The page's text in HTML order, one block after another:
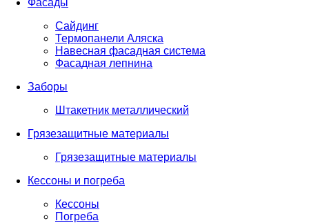
Фасады
Сайдинг
Термопанели Аляска
Навесная фасадная система
Фасадная лепнина
Заборы
Штакетник металлический
Грязезащитные материалы
Грязезащитные материалы
Кессоны и погреба
Кессоны
Погреба